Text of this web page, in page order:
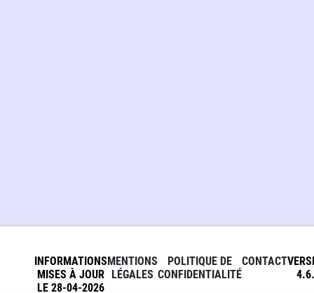
INFORMATIONS
MISES À JOUR
LE 28-04-2026
MENTIONS
LÉGALES
POLITIQUE DE
CONFIDENTIALITÉ
CONTACT